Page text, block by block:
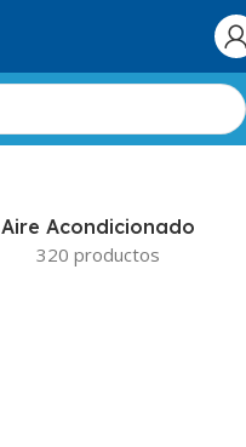
Aire Acondicionado
320 productos